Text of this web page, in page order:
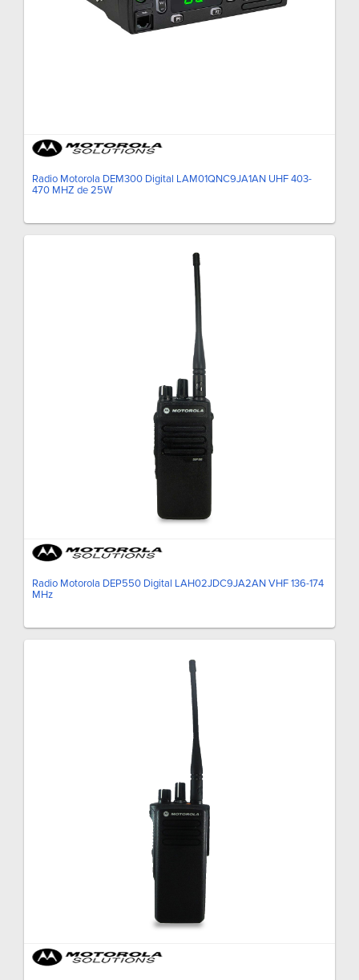
Radio Motorola DEM300 Digital LAM01QNC9JA1AN UHF 403-
470 MHZ de 25W
Radio Motorola DEP550 Digital LAH02JDC9JA2AN VHF 136-174
MHz